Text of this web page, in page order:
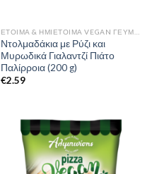
Ντολμαδάκια με Ρύζι και
Μυρωδικά Γιαλαντζί Πιάτο
Παλίρροια (200 g)
€2.59